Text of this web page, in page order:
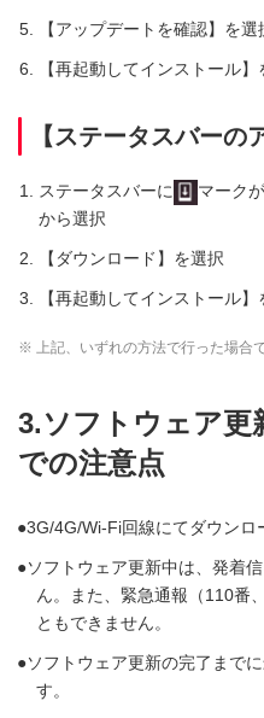
【アップデートを確認】を選
【再起動してインストール】
【ステータスバーの
ステータスバーに
マーク
から選択
【ダウンロード】を選択
【再起動してインストール】
※ 上記、いずれの方法で行った場合
3.ソフトウェア更
での注意点
3G/4G/Wi-Fi回線にてダウンロ
ソフトウェア更新中は、発着
ん。また、緊急通報（110番
ともできません。
ソフトウェア更新の完了まで
す。